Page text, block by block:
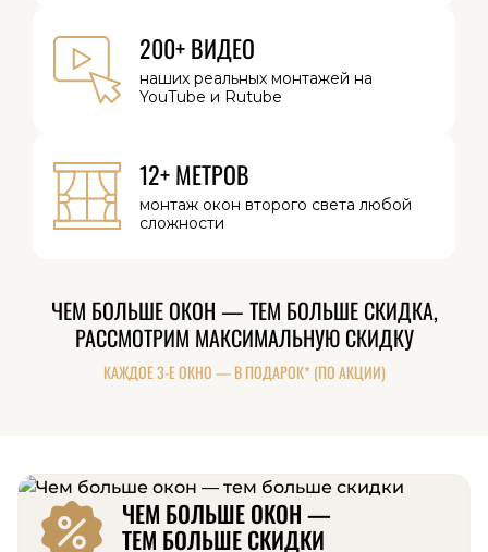
200+ ВИДЕО
наших реальных монтажей на
YouTube и Rutube
12+ МЕТРОВ
монтаж окон второго света любой
сложности
ЧЕМ БОЛЬШЕ ОКОН — ТЕМ БОЛЬШЕ СКИДКА,
РАССМОТРИМ МАКСИМАЛЬНУЮ СКИДКУ
КАЖДОЕ 3-Е ОКНО — В ПОДАРОК* (ПО АКЦИИ)
ЧЕМ БОЛЬШЕ ОКОН —
ТЕМ БОЛЬШЕ СКИДКИ